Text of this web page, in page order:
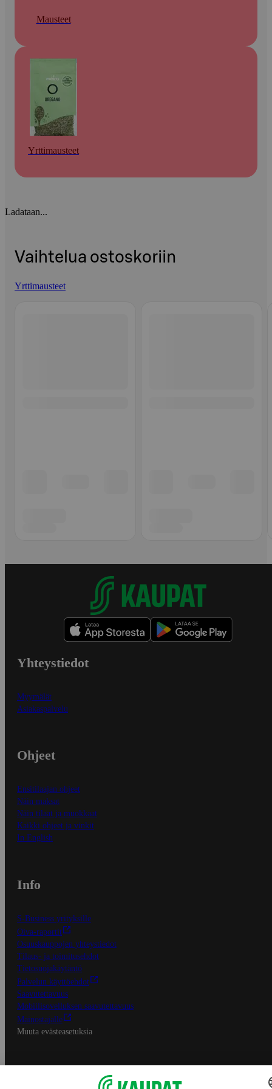
Mausteet
Yrttimausteet
Ladataan...
Vaihtelua ostoskoriin
Yrttimausteet
Yhteystiedot
Myymälät
Asiakaspalvelu
Ohjeet
Ensitilaajan ohjeet
Näin maksat
Näin tilaat ja muokkaat
Kaikki ohjeet ja vinkit
In English
Info
S-Business yrityksille
Oiva-raportit
Osuuskauppojen yhteystiedot
Tilaus- ja toimitusehdot
Tietosuojakäytäntö
Palvelun käyttöehdot
Saavutettavuus
Mobiilisovelluksen saavutettavuus
Mainostajalle
Muuta evästeasetuksia
S-ryhmän palvelut